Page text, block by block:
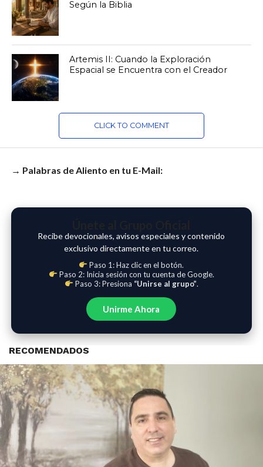
Según la Biblia
Artemis II: Cuando la Exploración
Espacial se Encuentra con el Creador
CLICK TO COMMENT
→ Palabras de Aliento en tu E-Mail:
Recibe devocionales, avisos especiales y contenido
exclusivo directamente en tu correo.
Paso 1: Haz clic en el botón.
Paso 2: Inicia sesión con tu cuenta de Google.
Paso 3: Presiona “Unirse al grupo”.
Unirme Ahora
RECOMENDADOS